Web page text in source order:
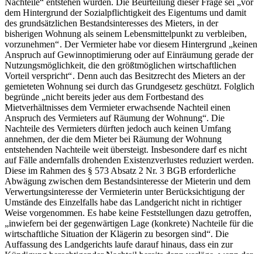
Nachteile“ entstehen würden. Die Beurteilung dieser Frage sei „vor
dem Hintergrund der Sozialpflichtigkeit des Eigentums und damit
des grundsätzlichen Bestandsinteresses des Mieters, in der
bisherigen Wohnung als seinem Lebensmittelpunkt zu verbleiben,
vorzunehmen“ . Der Vermieter habe vor diesem Hintergrund „keinen
Anspruch auf Gewinnoptimierung oder auf Einräumung gerade der
Nutzungsmöglichkeit, die den größtmöglichen wirtschaftlichen
Vorteil verspricht“ . Denn auch das Besitzrecht des Mieters an der
gemieteten Wohnung sei durch das Grundgesetz geschützt. Folglich
begründe „nicht bereits jeder aus dem Fortbestand des
Mietverhältnisses dem Vermieter erwachsende Nachteil einen
Anspruch des Vermieters auf Räumung der Wohnung“. Die
Nachteile des Vermieters dürften jedoch auch keinen Umfang
annehmen, der die dem Mieter bei Räumung der Wohnung
entstehenden Nachteile weit übersteigt. Insbesondere darf es nicht
auf Fälle andernfalls drohenden Existenzverlustes reduziert werden.
Diese im Rahmen des § 573 Absatz 2 Nr. 3 BGB erforderliche
Abwägung zwischen dem Bestandsinteresse der Mieterin und dem
Verwertungsinteresse der Vermieterin unter Berücksichtigung der
Umstände des Einzelfalls habe das Landgericht nicht in richtiger
Weise vorgenommen. Es habe keine Feststellungen dazu getroffen,
„inwiefern bei der gegenwärtigen Lage (konkrete) Nachteile für die
wirtschaftliche Situation der Klägerin zu besorgen sind“. Die
Auffassung des Landgerichts laufe darauf hinaus, dass ein zur